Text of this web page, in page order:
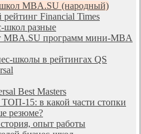
MBA.SU (народный)
Financial Times
школ разные
MBA.SU программ мини-MBA
школы в рейтингах QS
Best Masters
15: в какой части стопки
резюме?
опыт работы